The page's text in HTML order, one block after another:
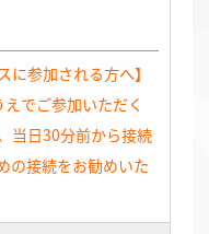
に参加される方へ】
でご参加いただく
当日30分前から接続
の接続をお勧めいた